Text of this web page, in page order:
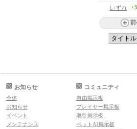
いずれ
+5
お知らせ
全体
お知らせ
イベント
メンテナンス
コミュニティ
自由掲示板
プレイヤー掲示板
取引掲示板
ペットAI掲示板